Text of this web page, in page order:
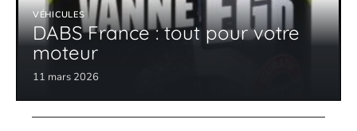
VÉHICULES
DABS France : tout pour votre
moteur
11 mars 2026